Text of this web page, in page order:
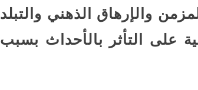
والإرهاق الذهني والتبلد
على التأثر بالأحداث بسبب